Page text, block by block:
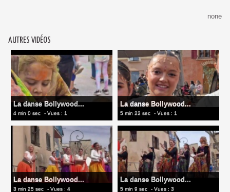
none
AUTRES VIDÉOS
La danse Bollywood...
4 min 0 sec - Vues : 1
La danse Bollywood...
5 min 22 sec - Vues : 1
La danse Bollywood...
3 min 25 sec - Vues : 4
La danse Bollywood...
5 min 9 sec - Vues : 3